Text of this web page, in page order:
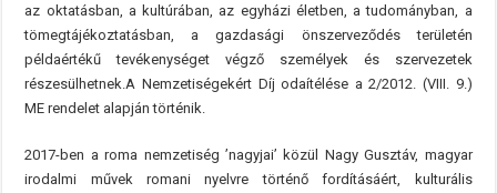
az oktatásban, a kultúrában, az egyházi életben, a tudományban, a
tömegtájékoztatásban, a gazdasági önszerveződés területén
példaértékű tevékenységet végző személyek és szervezetek
részesülhetnek.A Nemzetiségekért Díj odaítélése a 2/2012. (VIII. 9.)
ME rendelet alapján történik.
2017-ben a roma nemzetiség ’nagyjai’ közül Nagy Gusztáv, magyar
irodalmi művek romani nyelvre történő fordításáért, kulturális